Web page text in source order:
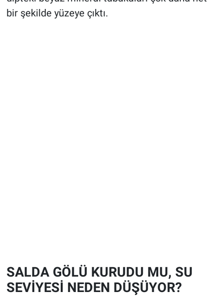
bir şekilde yüzeye çıktı.
SALDA GÖLÜ KURUDU MU, SU
SEVİYESİ NEDEN DÜŞÜYOR?